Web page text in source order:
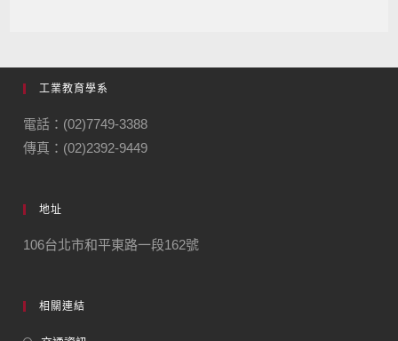
工業教育學系
電話：(02)7749-3388
傳真：(02)2392-9449
地址
106台北市和平東路一段162號
相關連結